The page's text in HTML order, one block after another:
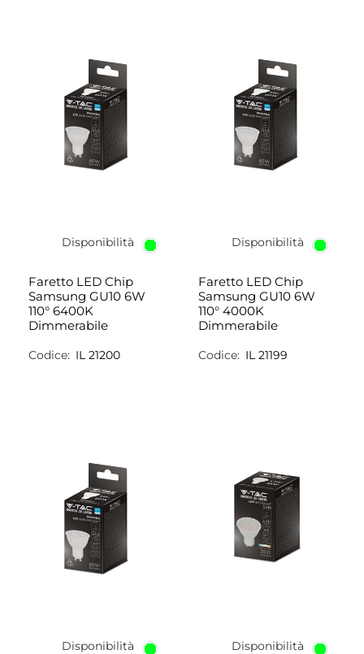
Disponibilità
Faretto LED Chip
Samsung GU10 6W
110° 6400K
Dimmerabile
Codice: IL 21200
Disponibilità
Faretto LED Chip
Samsung GU10 6W
110° 4000K
Dimmerabile
Codice: IL 21199
Disponibilità Disponibilità